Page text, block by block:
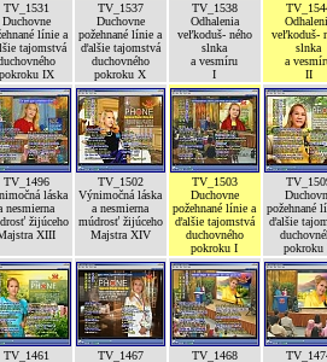
TV_1531
Duchovne
línie a
tajomstvá
pokroku IX
TV_1537
Duchovne
požehnané línie a
ďalšie tajomstvá
duchovného
pokroku X
TV_1538
Odhalenia
veľkoduš- ného
slnka
a vesmíru
I
veľkoduš-
slnka
a
II
TV_1496
láska
nesmierna
žijúceho
XIII
TV_1502
Výnimočná láska
a nesmierna
múdrosť žijúceho
Majstra XIV
TV_1503
Duchovne
požehnané línie a
ďalšie tajomstvá
duchovného
pokroku I
požehnané
ďalšie
pokroku
TV_1461 TV_1467 TV_1468